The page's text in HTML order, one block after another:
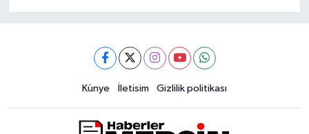
Künye İletisim Gizlilik politikası